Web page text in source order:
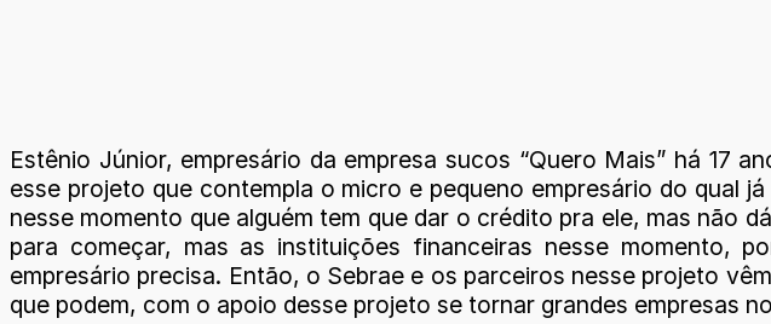
Estênio Júnior, empresário da empresa sucos “Quero Mais” há 17
esse projeto que contempla o micro e pequeno empresário do qual
nesse momento que alguém tem que dar o crédito pra ele, mas não
para começar, mas as instituições financeiras nesse momento,
empresário precisa. Então, o Sebrae e os parceiros nesse projeto
que podem, com o apoio desse projeto se tornar grandes empresas